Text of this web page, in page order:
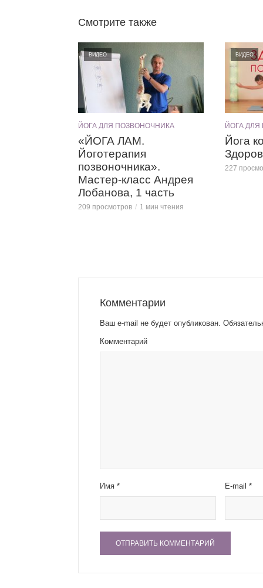
Смотрите также
ВИДЕО
ЙОГА ДЛЯ ПОЗВОНОЧНИКА
«ЙОГА ЛАМ.
Йоготерапия
позвоночника».
Мастер-класс Андрея
Лобанова, 1 часть
209 просмотров 1 мин чтения
ВИДЕО
ЙОГА
Йога
227
Комментарии
Ваш e-mail не будет опубликован.
Комментарий
Имя * E-mail*